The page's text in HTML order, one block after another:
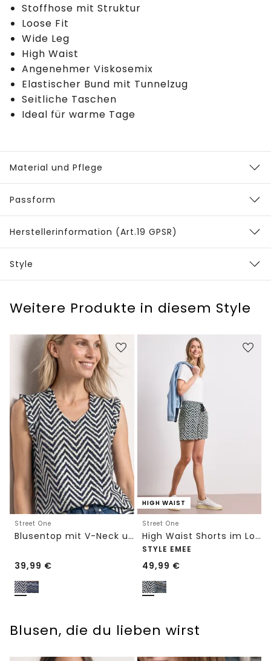
Stoffhose mit Struktur
Loose Fit
Wide Leg
High Waist
Angenehmer Viskosemix
Elastischer Bund mit Tunnelzug
Seitliche Taschen
Ideal für warme Tage
Material und Pflege
Passform
Herstellerinformation (Art.19 GPSR)
Style
Weitere Produkte in diesem Style
Street One
Blusentop mit V-Neck und Rüschen
39,99 €
HIGH WAIST
Street One
High Waist Shorts im Loose Fit mit Print
STYLE EMEE
49,99 €
Blusen, die du lieben wirst